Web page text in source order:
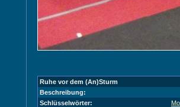
Ruhe vor dem (An)Sturm
Beschreibung:
Schlüsselwörter: